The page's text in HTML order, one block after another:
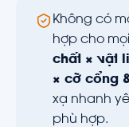
Không có
hợp cho
chất × vật
× cỡ cổng
xạ nhanh
phù hợp.